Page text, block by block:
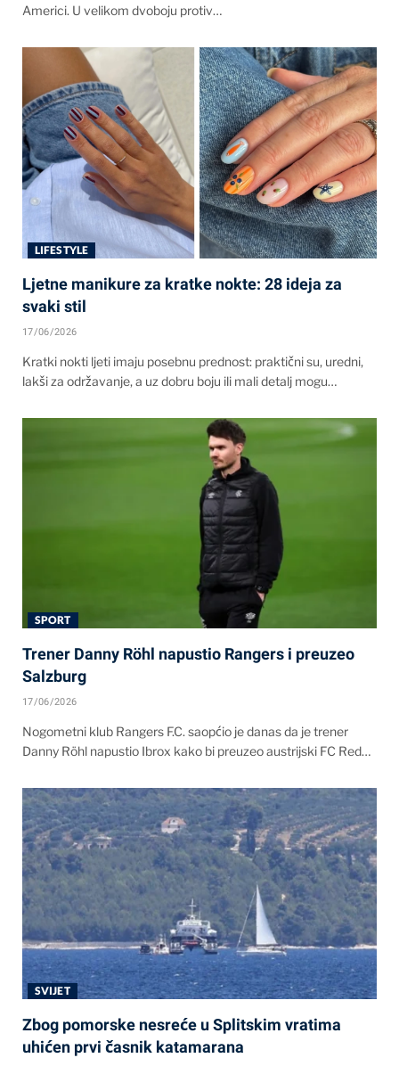
Americi. U velikom dvoboju protiv…
LIFESTYLE
Ljetne manikure za kratke nokte: 28 ideja za
svaki stil
17/06/2026
Kratki nokti ljeti imaju posebnu prednost: praktični su, uredni,
lakši za održavanje, a uz dobru boju ili mali detalj mogu…
SPORT
Trener Danny Röhl napustio Rangers i preuzeo
Salzburg
17/06/2026
Nogometni klub Rangers F.C. saopćio je danas da je trener
Danny Röhl napustio Ibrox kako bi preuzeo austrijski FC Red…
SVIJET
Zbog pomorske nesreće u Splitskim vratima
uhićen prvi časnik katamarana